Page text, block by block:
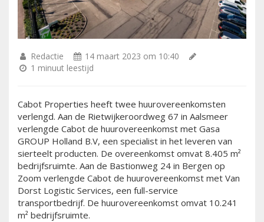
Redactie
14 maart 2023 om 10:40
1 minuut leestijd
Cabot Properties heeft twee huurovereenkomsten
verlengd. Aan de Rietwijkeroordweg 67 in Aalsmeer
verlengde Cabot de huurovereenkomst met Gasa
GROUP Holland B.V, een specialist in het leveren van
sierteelt producten. De overeenkomst omvat 8.405 m²
bedrijfsruimte. Aan de Bastionweg 24 in Bergen op
Zoom verlengde Cabot de huurovereenkomst met Van
Dorst Logistic Services, een full-service
transportbedrijf. De huurovereenkomst omvat 10.241
m² bedrijfsruimte.